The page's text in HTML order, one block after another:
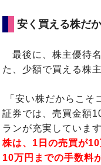
安く買える株だ
最後に、株主優待
た、少額で買える株
「安い株だからこそ
証券では、売買金額
ランが充実していま
株は、1日の売買が
10万円までの手数料